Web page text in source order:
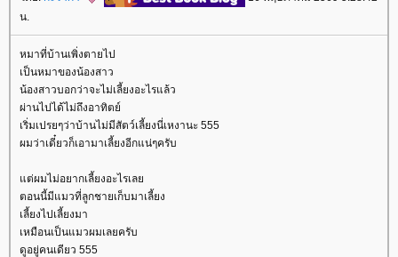
น.
หมาที่บ้านเพิ่งตายไป
เป็นหมาของน้องสาว
น้องสาวบอกว่าจะไม่เลี้ยงอะไรแล้ว
ผ่านไปได้ไม่ถึงอาทิตย์
เริ่มเปรยๆว่าบ้านไม่มีสัตว์เลี้ยงนี่เหงานะ 555
ผมว่าเดี๋ยวก็เอามาเลี้ยงอีกแน่ๆครับ
ต่ผมไม่อยากเลี้ยงอะไรเล
ตอนนี้มีแมวที่ลูกชายเก็บมาเลี้ยง
เลี้ยงไปเลี้ยงมา
เหมือนเป็นแมวผมเลยครับ
ดูอยู่คนเดียว 555